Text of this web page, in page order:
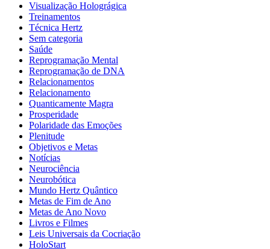
Visualização Holográgica
Treinamentos
Técnica Hertz
Sem categoria
Saúde
Reprogramação Mental
Reprogramação de DNA
Relacionamentos
Relacionamento
Quanticamente Magra
Prosperidade
Polaridade das Emoções
Plenitude
Objetivos e Metas
Notícias
Neurociência
Neurobótica
Mundo Hertz Quântico
Metas de Fim de Ano
Metas de Ano Novo
Livros e Filmes
Leis Universais da Cocriação
HoloStart